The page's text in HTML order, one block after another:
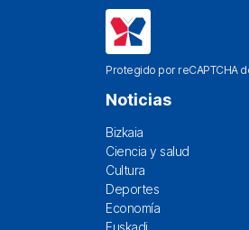
Protegido por reCAPTCHA
Noticias
Bizkaia
Ciencia y salud
Cultura
Deportes
Economía
Euskadi